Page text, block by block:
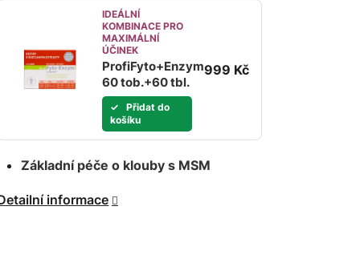
IDEÁLNÍ
KOMBINACE PRO
MAXIMÁLNÍ
ÚČINEK
ProfiFyto+Enzym
60 tob.+60 tbl.
Přidat do
košíku
999 Kč
Základní péče o klouby s MSM
informace